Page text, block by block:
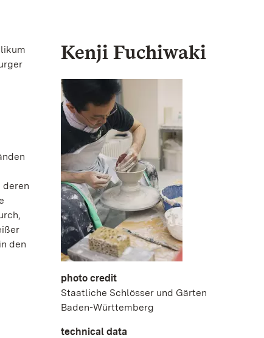
deren
den
Kenji Fuchiwaki
photo credit
Staatliche Schlösser und Gärten
Baden-Württemberg
technical data